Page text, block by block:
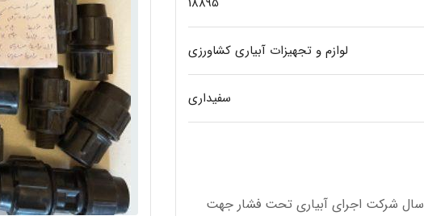
لوازم و تجهیزات آبیاری کشاورزی
سفیداری
قابل توجه پیمانکاران آبیاری : حدود 15 سال شرکت اجرای آبیاری تحت فشار جهت